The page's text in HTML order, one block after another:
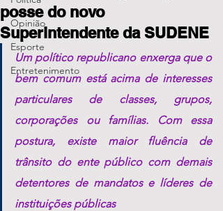
Opinião
Esporte
Entretenimento
posse do novo
Superintendente da SUDENE
Um político republicano enxerga que o
bem comum está acima de interesses
particulares de classes, grupos,
corporações ou famílias. Com essa
postura, existe maior fluência de
trânsito do ente público com demais
detentores de mandatos e líderes de
instituições públicas